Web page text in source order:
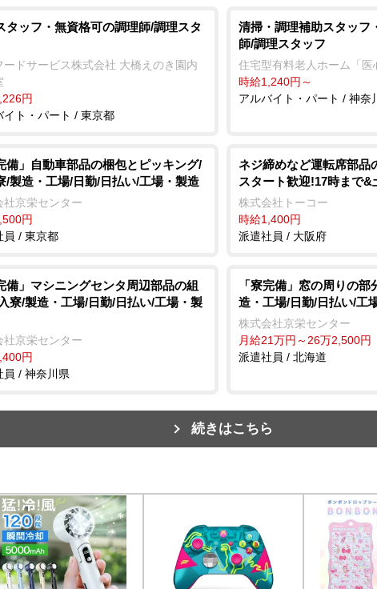
タッフ・無資格可の調理師/調理スタ
ードサービス株式会社 大橋えのき園内
円
イト・パート / 東京都
清掃・調理補助スタッフ
師/調理スタッフ
住宅型有料老人ホーム「医
時給1,240円～
アルバイト・パート / 神奈
備」自動車部品の梱包とピッキング/
/製造・工場/日勤/日払い/工場・製造
社京栄センター
円
員 / 東京都
ネジ締めなど運転席部品
スタート歓迎!17時まで&
株式会社トーコー
時給1,400円
派遣社員 / 大阪府
備」マシニングセンタ周辺部品の組
寮/製造・工場/日勤/日払い/工場・製
社京栄センター
円
員 / 神奈川県
「寮完備」窓の周りの
造・工場/日勤/日払い/工
株式会社京栄センター
月給21万円～26万2,500円
派遣社員 / 北海道
続きはこちら